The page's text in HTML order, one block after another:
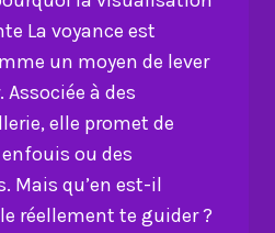
La voyance est
un moyen de lever
Associée à des
elle promet de
ou des
Mais qu’en est-il
réellement te guider ?